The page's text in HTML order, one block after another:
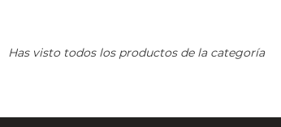
Has visto todos los productos de la categoría